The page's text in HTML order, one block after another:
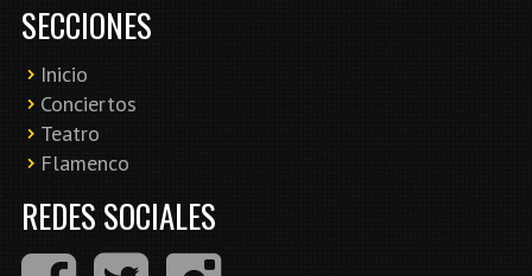
SECCIONES
Inicio
Conciertos
Teatro
Flamenco
REDES SOCIALES